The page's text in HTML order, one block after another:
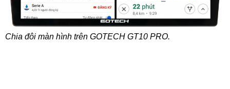
Chia đôi màn hình trên GOTECH GT10 PRO.